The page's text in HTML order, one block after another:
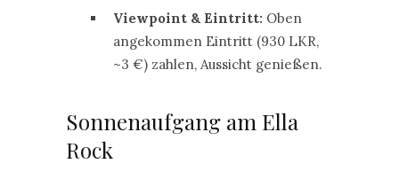
Viewpoint & Eintritt: Oben
angekommen Eintritt (930 LKR,
~3 €) zahlen, Aussicht genießen.
Sonnenaufgang am Ella
Rock